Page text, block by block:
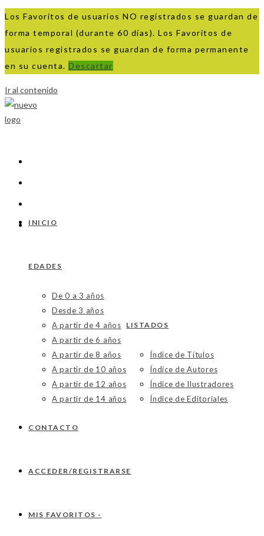
Los Favoritos de usuarios NO registrados se guardan de
forma temporal (durante 60 días). Los Favoritos de
usuarios registrados se guardan de forma permanente
en su cuenta. Descartar
Ir al contenido
INICIO
EDADES
De 0 a 3 años
Desde 3 años
A partir de 4 años
A partir de 6 años
A partir de 8 años
A partir de 10 años
A partir de 12 años
A partir de 14 años
LISTADOS
Índice de Títulos
Índice de Autores
Índice de Ilustradores
Índice de Editoriales
CONTACTO
ACCEDER/REGISTRARSE
MIS FAVORITOS -